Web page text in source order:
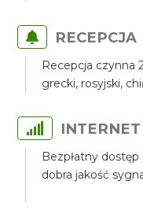
RECEPCJA
Recepcja czynna
grecki, rosyjski,
INTERNET
Bezpłatny
dobra jakość